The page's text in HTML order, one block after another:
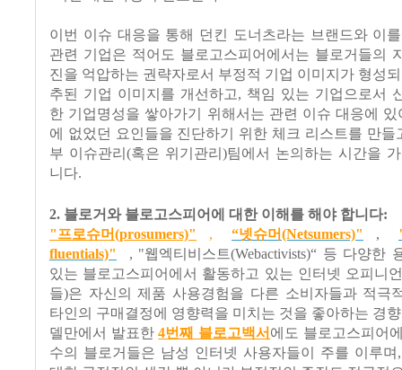
이번 이슈 대응을 통해 던킨 도너츠라는 브랜드와 이
관련 기업은 적어도 블로고스피어에서는 블로거들의
진을 억압하는 권략자로서 부정적 기업 이미지가 형성
추된 기업 이미지를 개선하고, 책임 있는 기업으로서
한 기업명성을 쌓아가기 위해서는 관련 이슈 대응에
에 없었던 요인들을 진단하기 위한 체크 리스트를 만들
부 이슈관리(혹은 위기관리)팀에서 논의하는 시간을
니다.
2. 블로거와 블로고스피어에 대한 이해를 해야 합니다:
"프로슈머(prosumers)"
, “넷슈머(Netsumers)" ,
fluentials)"
, "웹엑티비스트(Webactivists)“ 등 다양한
있는 블로고스피어에서 활동하고 있는 인터넷 오피니
들)은 자신의 제품 사용경험을 다른 소비자들과 적극
타인의 구매결정에 영향력을 미치는 것을 좋아하는 경
델만에서 발표한4번째 블로고백서 에도 블로고스피어
수의 블로거들은 남성 인터넷 사용자들이 주를 이루